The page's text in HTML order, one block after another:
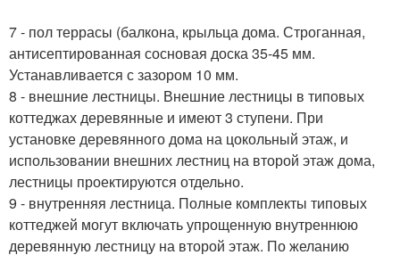
7 - пол террасы (балкона, крыльца дома. Строганная,
антисептированная сосновая доска 35-45 мм.
Устанавливается с зазором 10 мм.
8 - внешние лестницы. Внешние лестницы в типовых
коттеджах деревянные и имеют 3 ступени. При
установке деревянного дома на цокольный этаж, и
использовании внешних лестниц на второй этаж дома,
лестницы проектируются отдельно.
9 - внутренняя лестница. Полные комплекты типовых
коттеджей могут включать упрощенную внутреннюю
деревянную лестницу на второй этаж. По желанию